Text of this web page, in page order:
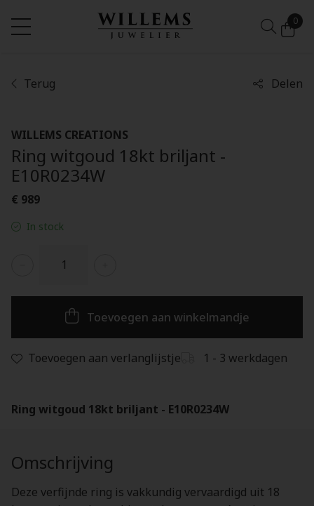
0
Terug Delen
WILLEMS CREATIONS
Ring witgoud 18kt briljant -
E10R0234W
€ 989
In stock
Toevoegen aan winkelmandje
Toevoegen aan verlanglijstje 1 - 3 werkdagen
Ring witgoud 18kt briljant - E10R0234W
Omschrijving
Deze verfijnde ring is vakkundig vervaardigd uit 18